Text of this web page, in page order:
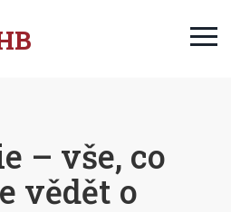
– vše, co
vědět o